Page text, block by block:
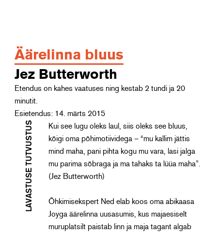
Äärelinna bluus
Jez Butterworth
Etendus on kahes vaatuses ning kestab 2 tundi ja 20
minutit.
Esietendus: 14. märts 2015
LAVASTUSE TUTVUSTUS
Kui see lugu oleks laul, siis oleks see bluus,
kõigi oma põhimotiividega – “mu kallim jättis
mind maha, pani pihta kogu mu vara, lasi jalga
mu parima sõbraga ja ma tahaks ta lüüa maha”.
(Jez Butterworth)
Õhkimisekspert Ned elab koos oma abikaasa
Joyga äärelinna uusasumis, kus majaesiselt
muruplatsilt paistab linn ja maja tagant algab